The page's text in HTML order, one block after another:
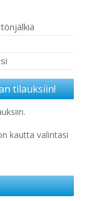
tilauksiin!
kautta valintasi